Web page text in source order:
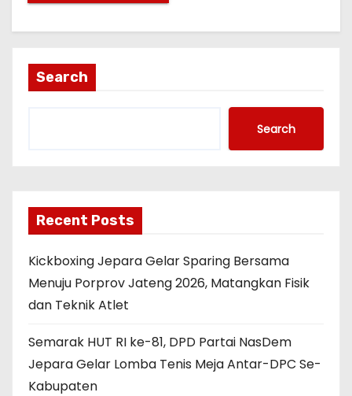
Search
Search
Recent Posts
Kickboxing Jepara Gelar Sparing Bersama
Menuju Porprov Jateng 2026, Matangkan Fisik
dan Teknik Atlet
Semarak HUT RI ke-81, DPD Partai NasDem
Jepara Gelar Lomba Tenis Meja Antar-DPC Se-
Kabupaten